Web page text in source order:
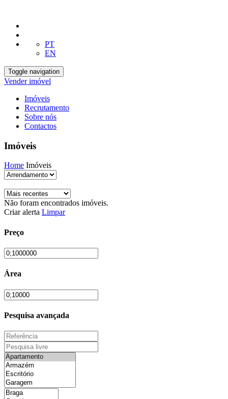
PT
EN
Toggle navigation
Vender imóvel
Imóveis
Recrutamento
Sobre nós
Contactos
Imóveis
Home Imóveis
Não foram encontrados imóveis.
Criar alerta Limpar
Preço
Área
Pesquisa avançada